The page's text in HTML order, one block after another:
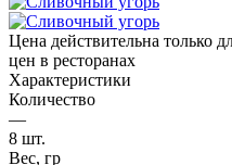
Цена действительна только
цен в ресторанах
Характеристики
Количество
—
8 шт.
Вес, гр